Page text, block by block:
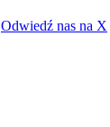
Odwiedź nas na X